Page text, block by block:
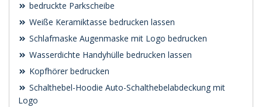
bedruckte Parkscheibe
Weiße Keramiktasse bedrucken lassen
Schlafmaske Augenmaske mit Logo bedrucken
Wasserdichte Handyhülle bedrucken lassen
Kopfhörer bedrucken
Schalthebel-Hoodie Auto-Schalthebelabdeckung mit
Logo